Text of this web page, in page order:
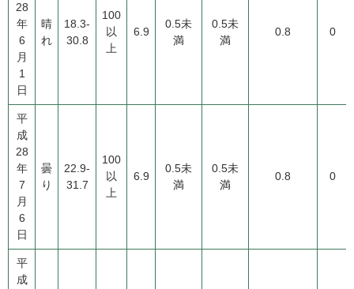
28
年
6
月
1
日
晴
れ
18.3-
30.8
100
以
上
6.9
0.5未
満
0.5未
満
0.8 0
平
成
28
年
7
月
6
日
曇
り
22.9-
31.7
100
以
上
6.9
0.5未
満
0.5未
満
0.8 0
平
成